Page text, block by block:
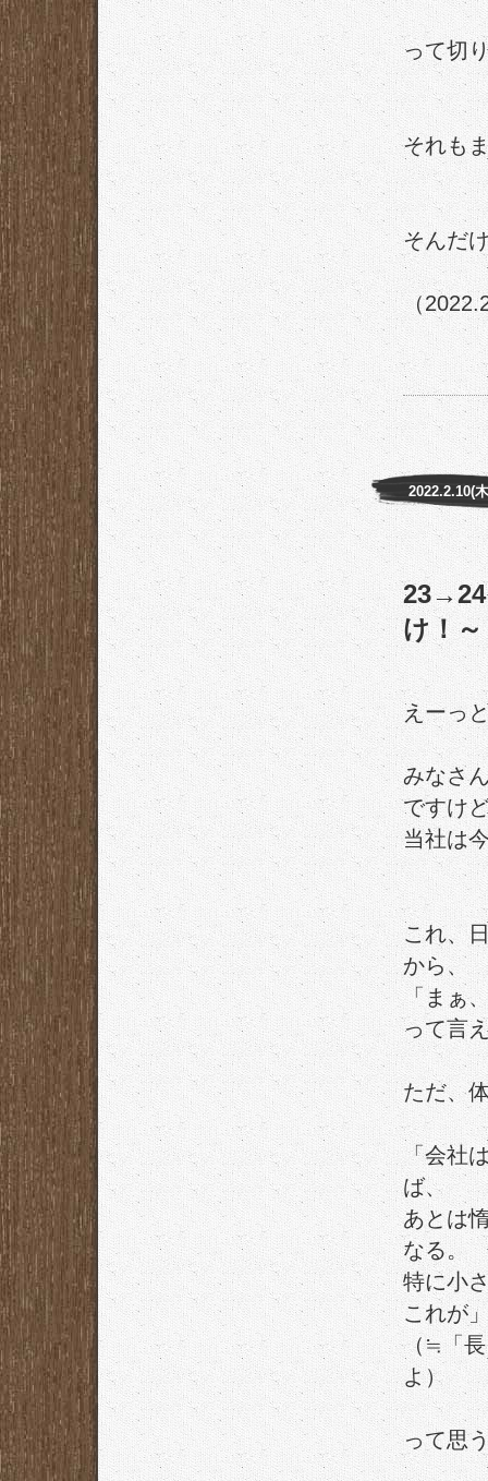
って切
それも
そんだ
（
2022.2.10(
23→24
け！～
えーっ
みなさ
ですけ
当社は
これ、
から、
「まぁ
って言
ただ、
「会社
ば、
あとは
なる。
特に小
これが
（≒「
よ）
って思